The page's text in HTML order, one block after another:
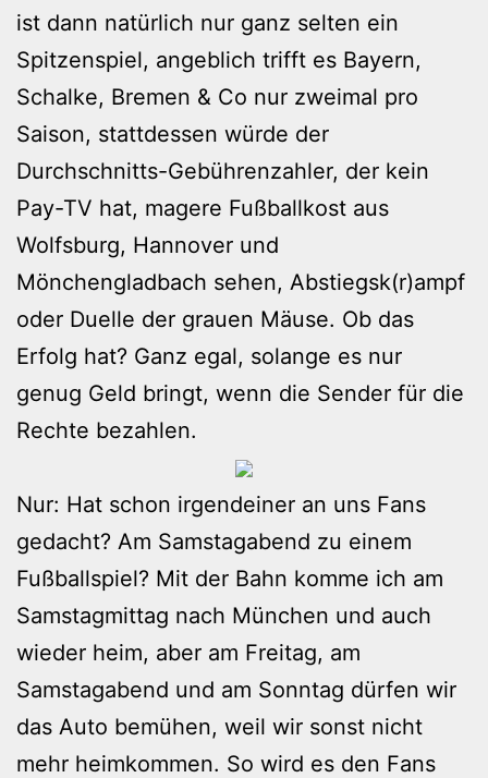
ist dann natürlich nur ganz selten ein
Spitzenspiel, angeblich trifft es Bayern,
Schalke, Bremen & Co nur zweimal pro
Saison, stattdessen würde der
Durchschnitts-Gebührenzahler, der kein
Pay-TV hat, magere Fußballkost aus
Wolfsburg, Hannover und
Mönchengladbach sehen, Abstiegsk(r)ampf
oder Duelle der grauen Mäuse. Ob das
Erfolg hat? Ganz egal, solange es nur
genug Geld bringt, wenn die Sender für die
Rechte bezahlen.
Nur: Hat schon irgendeiner an uns Fans
gedacht? Am Samstagabend zu einem
Fußballspiel? Mit der Bahn komme ich am
Samstagmittag nach München und auch
wieder heim, aber am Freitag, am
Samstagabend und am Sonntag dürfen wir
das Auto bemühen, weil wir sonst nicht
mehr heimkommen. So wird es den Fans